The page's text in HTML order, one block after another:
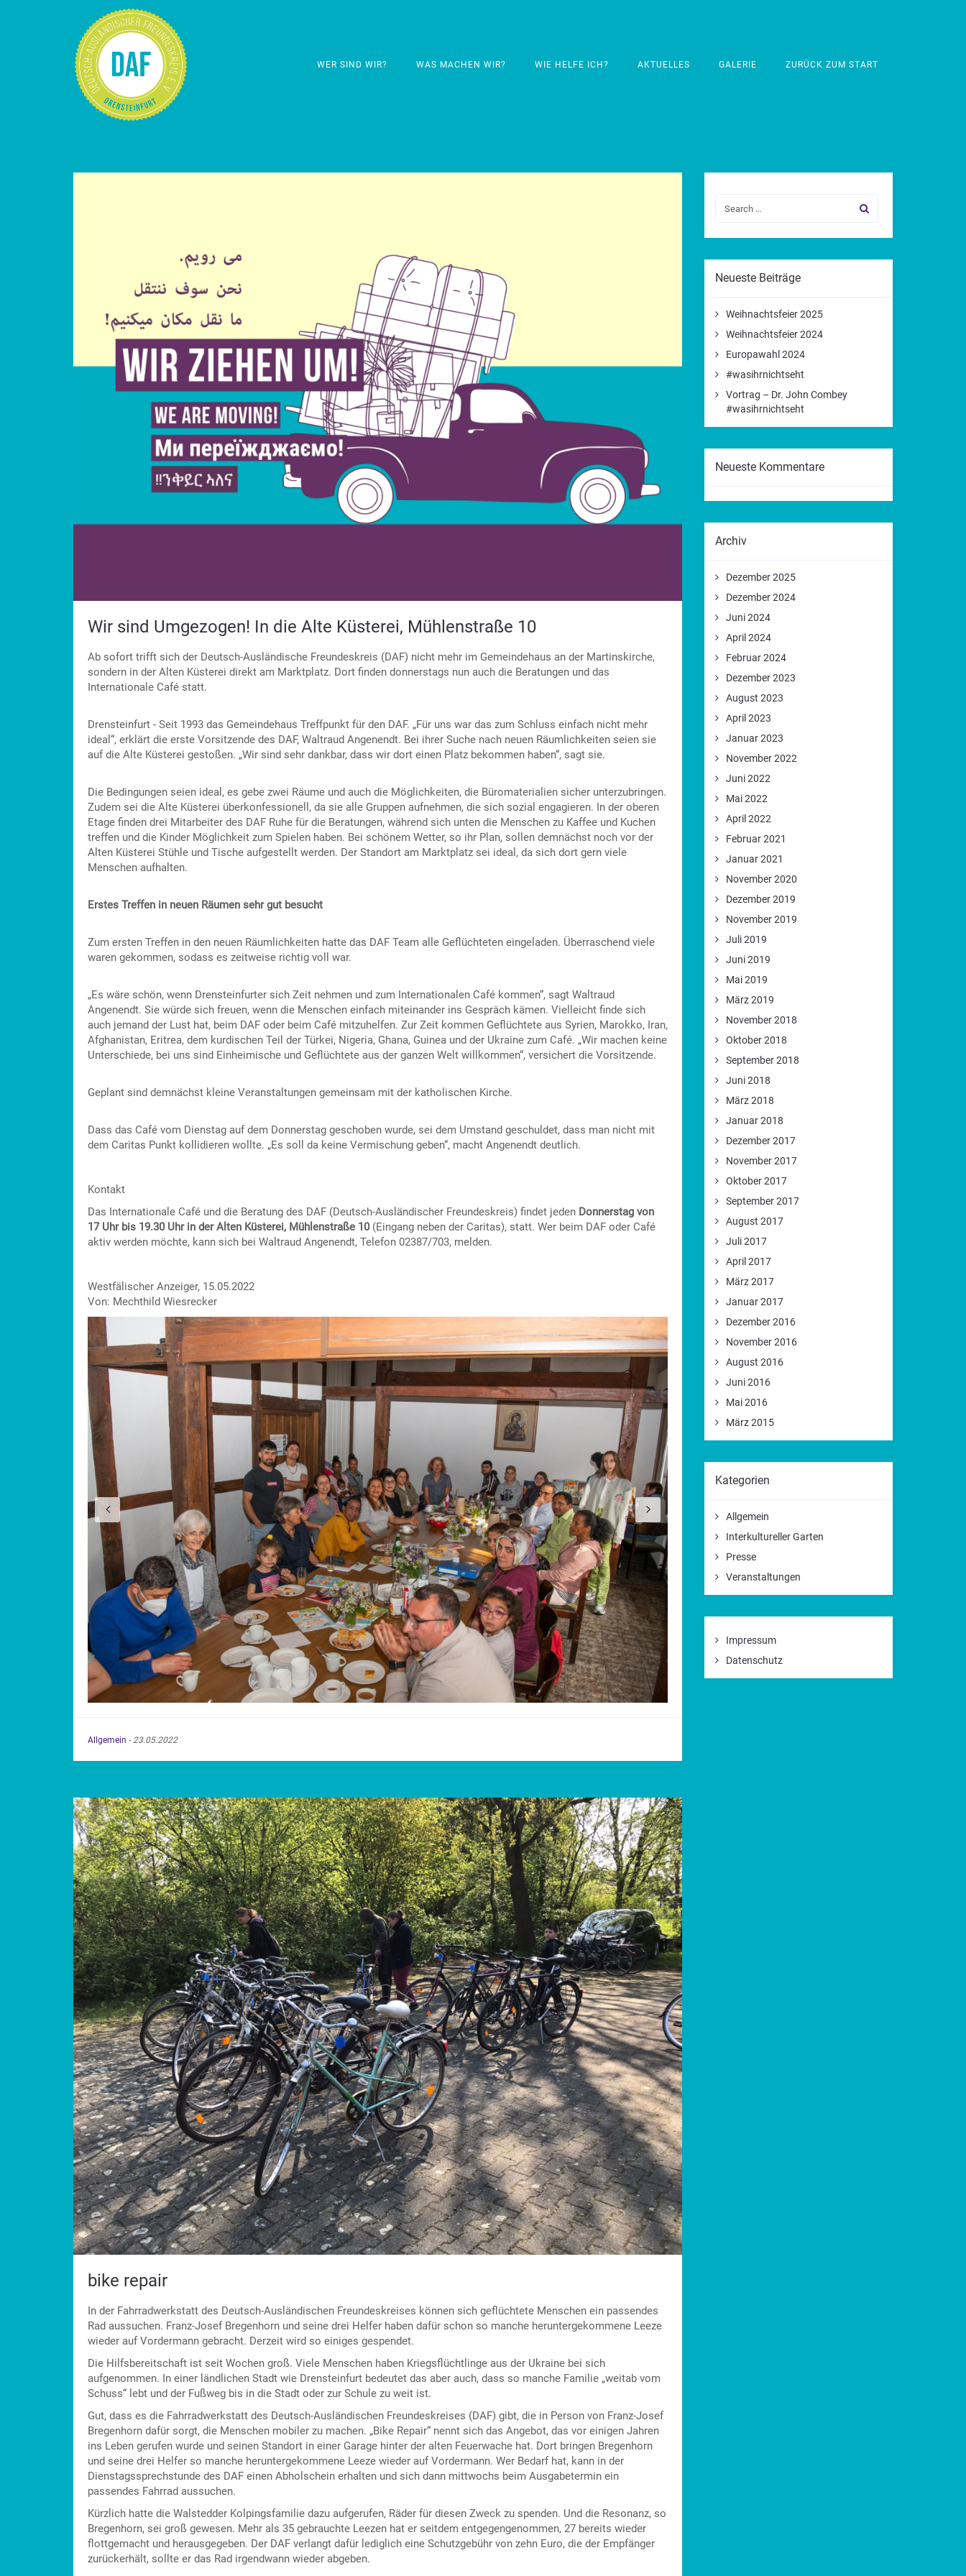
WER SIND WIR? WAS MACHEN WIR? WIE HELFE ICH? AKTUELLES GALERIE ZURÜCK ZUM START
Wir sind Umgezogen! In die Alte Küsterei, Mühlenstraße 10
Ab sofort trifft sich der Deutsch-Ausländische Freundeskreis (DAF) nicht mehr im Gemeindehaus an der Martinskirche,
sondern in der Alten Küsterei direkt am Marktplatz. Dort finden donnerstags nun auch die Beratungen und das
Internationale Café statt.
Drensteinfurt - Seit 1993 das Gemeindehaus Treffpunkt für den DAF. „Für uns war das zum Schluss einfach nicht mehr
ideal“, erklärt die erste Vorsitzende des DAF, Waltraud Angenendt. Bei ihrer Suche nach neuen Räumlichkeiten seien sie
auf die Alte Küsterei gestoßen. „Wir sind sehr dankbar, dass wir dort einen Platz bekommen haben“, sagt sie.
Die Bedingungen seien ideal, es gebe zwei Räume und auch die Möglichkeiten, die Büromaterialien sicher unterzubringen.
Zudem sei die Alte Küsterei überkonfessionell, da sie alle Gruppen aufnehmen, die sich sozial engagieren. In der oberen
Etage finden drei Mitarbeiter des DAF Ruhe für die Beratungen, während sich unten die Menschen zu Kaffee und Kuchen
treffen und die Kinder Möglichkeit zum Spielen haben. Bei schönem Wetter, so ihr Plan, sollen demnächst noch vor der
Alten Küsterei Stühle und Tische aufgestellt werden. Der Standort am Marktplatz sei ideal, da sich dort gern viele
Menschen aufhalten.
Erstes Treffen in neuen Räumen sehr gut besucht
Zum ersten Treffen in den neuen Räumlichkeiten hatte das DAF Team alle Geflüchteten eingeladen. Überraschend viele
waren gekommen, sodass es zeitweise richtig voll war.
„Es wäre schön, wenn Drensteinfurter sich Zeit nehmen und zum Internationalen Café kommen“, sagt Waltraud
Angenendt. Sie würde sich freuen, wenn die Menschen einfach miteinander ins Gespräch kämen. Vielleicht finde sich
auch jemand der Lust hat, beim DAF oder beim Café mitzuhelfen. Zur Zeit kommen Geflüchtete aus Syrien, Marokko, Iran,
Afghanistan, Eritrea, dem kurdischen Teil der Türkei, Nigeria, Ghana, Guinea und der Ukraine zum Café. „Wir machen keine
Unterschiede, bei uns sind Einheimische und Geflüchtete aus der ganzen Welt willkommen“, versichert die Vorsitzende.
Geplant sind demnächst kleine Veranstaltungen gemeinsam mit der katholischen Kirche.
Dass das Café vom Dienstag auf dem Donnerstag geschoben wurde, sei dem Umstand geschuldet, dass man nicht mit
dem Caritas Punkt kollidieren wollte. „Es soll da keine Vermischung geben“, macht Angenendt deutlich.
Kontakt
Das Internationale Café und die Beratung des DAF (Deutsch-Ausländischer Freundeskreis) findet jeden Donnerstag von
17 Uhr bis 19.30 Uhr in der Alten Küsterei, Mühlenstraße 10(Eingang neben der Caritas), statt. Wer beim DAF oder Café
aktiv werden möchte, kann sich bei Waltraud Angenendt, Telefon 02387/703, melden.
Westfälischer Anzeiger, 15.05.2022
Von: Mechthild Wiesrecker
Allgemein - 23.05.2022
bike repair
In der Fahrradwerkstatt des Deutsch-Ausländischen Freundeskreises können sich geflüchtete Menschen ein passendes
Rad aussuchen. Franz-Josef Bregenhorn und seine drei Helfer haben dafür schon so manche heruntergekommene Leeze
wieder auf Vordermann gebracht. Derzeit wird so einiges gespendet.
Die Hilfsbereitschaft ist seit Wochen groß. Viele Menschen haben Kriegsflüchtlinge aus der Ukraine bei sich
aufgenommen. In einer ländlichen Stadt wie Drensteinfurt bedeutet das aber auch, dass so manche Familie „weitab vom
Schuss“ lebt und der Fußweg bis in die Stadt oder zur Schule zu weit ist.
Gut, dass es die Fahrradwerkstatt des Deutsch-Ausländischen Freundeskreises (DAF) gibt, die in Person von Franz-Josef
Bregenhorn dafür sorgt, die Menschen mobiler zu machen. „Bike Repair“ nennt sich das Angebot, das vor einigen Jahren
ins Leben gerufen wurde und seinen Standort in einer Garage hinter der alten Feuerwache hat. Dort bringen Bregenhorn
und seine drei Helfer so manche heruntergekommene Leeze wieder auf Vordermann. Wer Bedarf hat, kann in der
Dienstagssprechstunde des DAF einen Abholschein erhalten und sich dann mittwochs beim Ausgabetermin ein
passendes Fahrrad aussuchen.
Kürzlich hatte die Walstedder Kolpingsfamilie dazu aufgerufen, Räder für diesen Zweck zu spenden. Und die Resonanz, so
Bregenhorn, sei groß gewesen. Mehr als 35 gebrauchte Leezen hat er seitdem entgegengenommen, 27 bereits wieder
flottgemacht und herausgegeben. Der DAF verlangt dafür lediglich eine Schutzgebühr von zehn Euro, die der Empfänger
zurückerhält, sollte er das Rad irgendwann wieder abgeben.
Neueste Beiträge
Weihnachtsfeier 2025
Weihnachtsfeier 2024
Europawahl 2024
#wasihrnichtseht
Vortrag – Dr. John Combey
#wasihrnichtseht
Neueste Kommentare
Archiv
Dezember 2025
Dezember 2024
Juni 2024
April 2024
Februar 2024
Dezember 2023
August 2023
April 2023
Januar 2023
November 2022
Juni 2022
Mai 2022
April 2022
Februar 2021
Januar 2021
November 2020
Dezember 2019
November 2019
Juli 2019
Juni 2019
Mai 2019
März 2019
November 2018
Oktober 2018
September 2018
Juni 2018
März 2018
Januar 2018
Dezember 2017
November 2017
Oktober 2017
September 2017
August 2017
Juli 2017
April 2017
März 2017
Januar 2017
Dezember 2016
November 2016
August 2016
Juni 2016
Mai 2016
März 2015
Kategorien
Allgemein
Interkultureller Garten
Presse
Veranstaltungen
Impressum
Datenschutz